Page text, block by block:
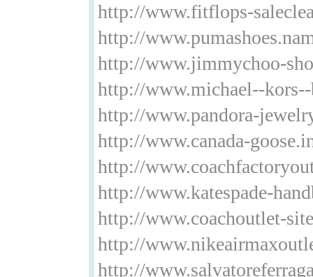
http://www.fitflops-
http://
http://www.jimmychoo-
http://www.michael--kors--
http://www.pandora-
http://www.canada-
http://
http://www.katespade-
http://www.coachoutlet-
http://
http://